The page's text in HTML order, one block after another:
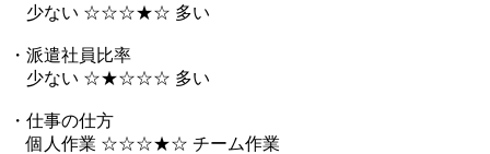
少ない ☆☆☆★☆ 多い
・派遣社員比率
少ない ☆★☆☆☆ 多い
・仕事の仕方
個人作業 ☆☆☆★☆ チーム作業